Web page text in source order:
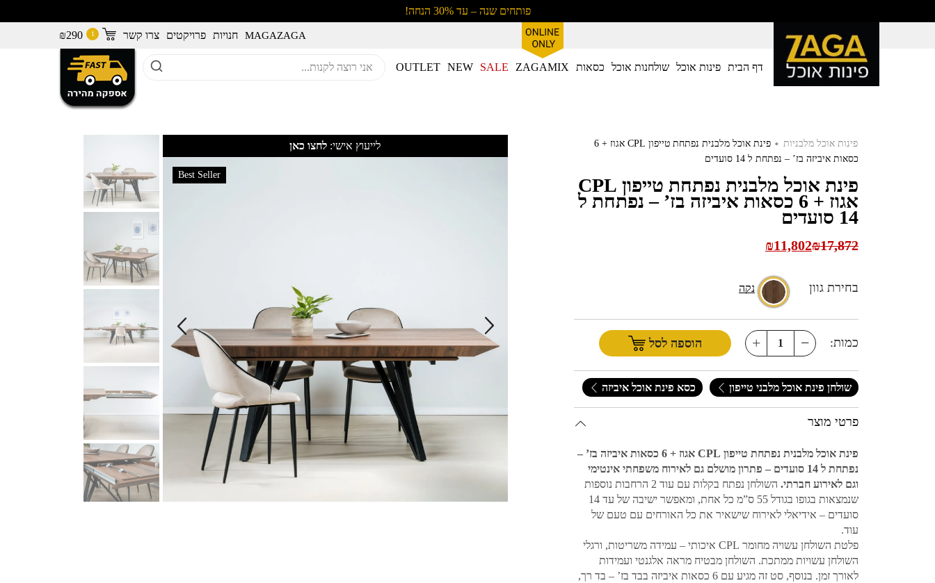
פותחים שנה – עד 30% הנחה!
MAGAZAGA חנויות פרויקטים צרו קשר ₪290
דף הבית פינות אוכל שולחנות אוכל כסאות ZAGAMIX
SALE
NEW
OUTLET
פינות אוכל מלבניות .
פינת אוכל מלבנית נפתחת טייפון CPL אגוז + 6
כסאות איביזה בז’ – נפתחת ל 14 סועדים
פינת אוכל מלבנית נפתחת טייפון CPL
אגוז + 6 כסאות איביזה בז’ – נפתחת ל
14 סועדים
₪17,872
₪11,802
בחירת גוון נקה
כמות: הוספה לסל
שולחן פינת אוכל מלבני טייפון כסא פינת אוכל איביזה
פרטי מוצר
פינת אוכל מלבנית נפתחת טייפון CPL אגוז + 6 כסאות איביזה בז’ –
נפתחת ל 14 סועדים
– פתרון מושלם גם לאירוח משפחתי אינטימי
וגם לאירוע חברתי.
השולחן נפתח בקלות עם עוד 2 הרחבות נוספות
שנמצאות בגופו בגודל 55 ס”מ כל אחת, ומאפשר ישיבה של עד 14
סועדים – אידיאלי לאירוח שישאיר את כל האורחים עם טעם של
עוד.
פלטת השולחן עשויה מחומר CPL איכותי – עמידה משריטות, ורגלי
השולחן עשויות ממתכת. השולחן מבטיח מראה אלגנטי ועמידות
לאורך זמן. בנוסף, סט זה מגיע עם 6 כסאות איביזה בבד בז’ – בד רך,
לייעוץ אישי: לחצו כאן
Best Seller